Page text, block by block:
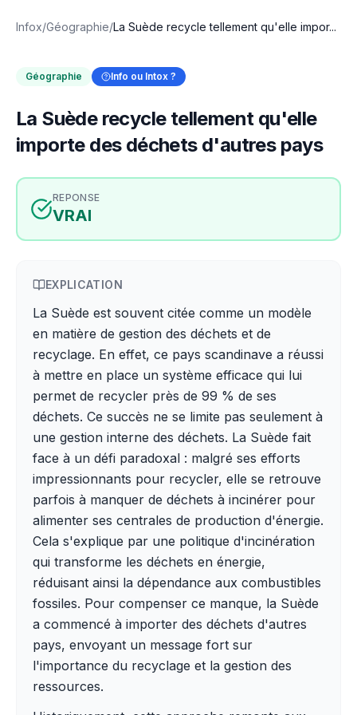
Infox/Géographie/La Suède recycle tellement qu'elle impor...
Géographie Info ou Intox ?
La Suède recycle tellement qu'elle
importe des déchets d'autres pays
REPONSE
VRAI
EXPLICATION
La Suède est souvent citée comme un modèle
en matière de gestion des déchets et de
recyclage. En effet, ce pays scandinave a réussi
à mettre en place un système efficace qui lui
permet de recycler près de 99 % de ses
déchets. Ce succès ne se limite pas seulement à
une gestion interne des déchets. La Suède fait
face à un défi paradoxal : malgré ses efforts
impressionnants pour recycler, elle se retrouve
parfois à manquer de déchets à incinérer pour
alimenter ses centrales de production d'énergie.
Cela s'explique par une politique d'incinération
qui transforme les déchets en énergie,
réduisant ainsi la dépendance aux combustibles
fossiles. Pour compenser ce manque, la Suède
a commencé à importer des déchets d'autres
pays, envoyant un message fort sur
l'importance du recyclage et la gestion des
ressources.